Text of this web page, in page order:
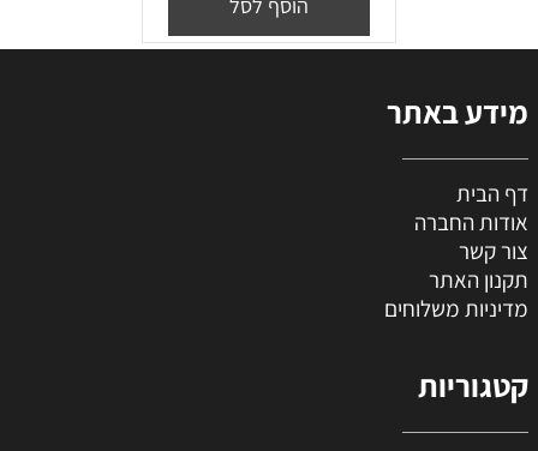
הוסף לסל
מידע באתר
דף הבית
אודות החברה
צור קשר
תקנון האתר
מדיניות משלוחים
קטגוריות